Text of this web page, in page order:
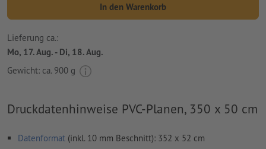
In den Warenkorb
Lieferung ca.:
Mo, 17. Aug. - Di, 18. Aug.
Gewicht: ca. 900 g
Druckdatenhinweise PVC-Planen, 350 x 50 cm
Datenformat (inkl. 10 mm Beschnitt): 352 x 52 cm